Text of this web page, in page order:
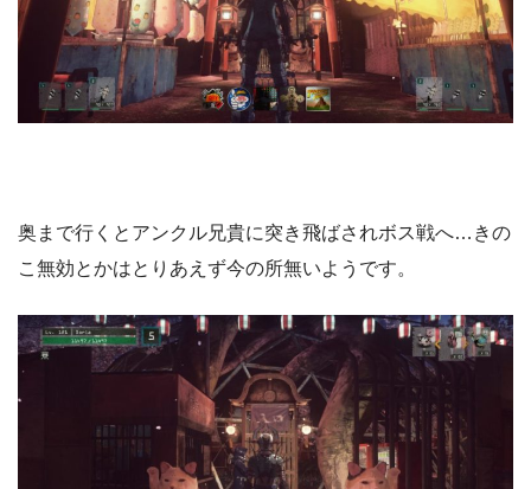
奥まで行くとアンクル兄貴に突き飛ばされボス戦へ…きの
こ無効とかはとりあえず今の所無いようです。